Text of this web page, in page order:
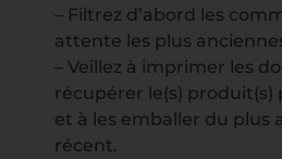
– Filtrez d’abord les
attente les plus
– Veillez à imprimer les
récupérer le(s)
et à les emballer du plus
récent.